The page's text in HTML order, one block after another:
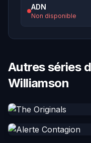
ADN
Non disponible
Autres séries
Williamson